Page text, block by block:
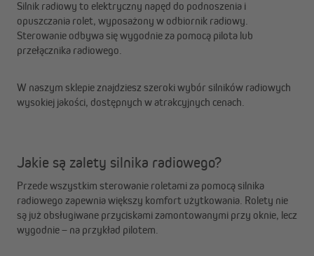
Silnik radiowy to elektryczny napęd do podnoszenia i
opuszczania rolet, wyposażony w odbiornik radiowy.
Sterowanie odbywa się wygodnie za pomocą pilota lub
przełącznika radiowego.
W naszym sklepie znajdziesz szeroki wybór silników radiowych
wysokiej jakości, dostępnych w atrakcyjnych cenach.
Jakie są zalety silnika radiowego?
Przede wszystkim sterowanie roletami za pomocą silnika
radiowego zapewnia większy komfort użytkowania. Rolety nie
są już obsługiwane przyciskami zamontowanymi przy oknie, lecz
wygodnie – na przykład pilotem.